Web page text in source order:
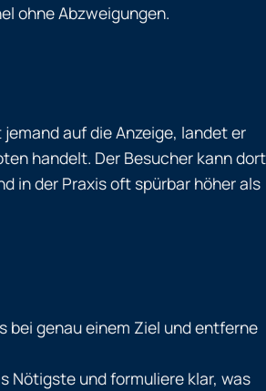
ohne Abzweigungen.
auf die Anzeige, landet er
handelt. Der Besucher kann dort
in der Praxis oft spürbar höher als
bei genau einem Ziel und entferne
Nötigste und formuliere klar, was